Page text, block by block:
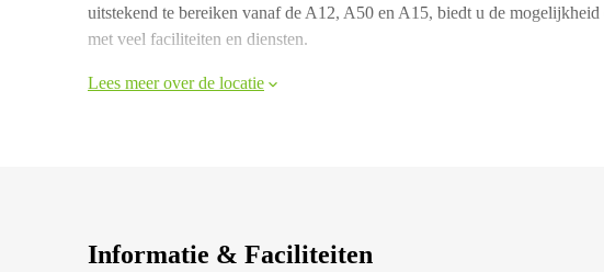
uitstekend te bereiken vanaf de A12, A50 en A15, biedt u de
met veel faciliteiten en diensten.
Lees meer over de locatie
Informatie & Faciliteiten